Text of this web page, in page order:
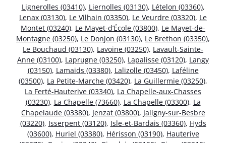
Lignerolles (03410), Liernolles (03130), Lételon (03360),
Lenax (03130), Le Vilhain (03350), Le Veurdre (03320), Le
Montet (03240), Le Mayet-d’École (03800), Le Mayet-de-
Montagne (03250), Le Donjon (03130), Le Brethon (03350),
Le Bouchaud (03130), Lavoine (03250), Lavault-Sainte-
Anne (03100), Laprugne (03250), Lapalisse (03120), Langy
(03150), Lamaids (03380), Lalizolle (03450), Laféline
(03500), La Petite-Marche (03420), La Guillermie (03250),
La Ferté-Hauterive (03340), La Chapelle-aux-Chasses
(03230), La Chapelle (73660), La Chapelle (03300), La
Chapelaude (03380), Jenzat (03800), Jaligny-sur-Besbre
(03220), Isserpent (03120), Isle-et-Bardais (03360), Hyds
(03600), Huriel (03380), Hérisson (03190), Hauterive